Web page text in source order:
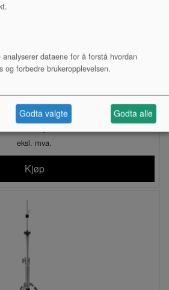
OLLIE WESTON, FLØYTE,
Lagerstatus:
Kr 400,00
eksl. mva.
Kjøp
analyserer dataene for å forstå hvordan
og forbedre brukeropplevelsen.
Godta valgte Godta alle